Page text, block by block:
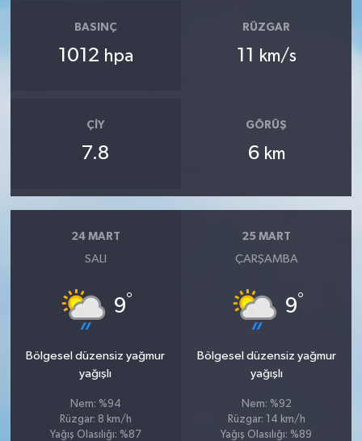
BASINÇ
1012 hpa
RÜZGAR
11 km/s
ÇIY
7.8
GÖRÜŞ
6 km
24 MART
SALI
9°
Bölgesel düzensiz yağmur
yağışlı
Nem: %94
Rüzgar: 8 km/h
Yağış Olasılığı: %87
25 MART
ÇARŞAMBA
9°
Bölgesel düzensiz yağmur
yağışlı
Nem: %92
Rüzgar: 14 km/h
Yağış Olasılığı: %89